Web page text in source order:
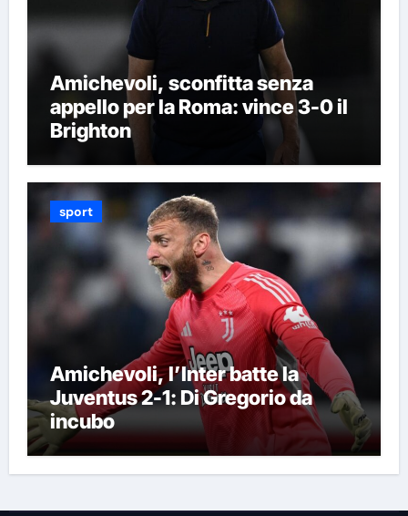
Amichevoli, sconfitta senza
appello per la Roma: vince 3-0 il
Brighton
sport
Amichevoli, l’Inter batte la
Juventus 2-1: Di Gregorio da
incubo